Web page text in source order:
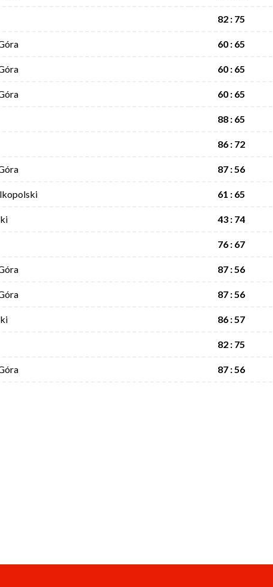
82 : 75
60 : 65
60 : 65
60 : 65
88 : 65
86 : 72
87 : 56
61 : 65
43 : 74
76 : 67
87 : 56
87 : 56
86 : 57
82 : 75
87 : 56